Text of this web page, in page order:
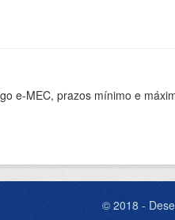
e-MEC, prazos mínimo e
© 2018 -